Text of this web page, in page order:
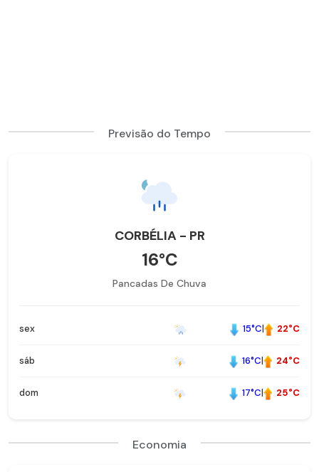
Previsão do Tempo
CORBÉLIA - PR
16°C
Pancadas De Chuva
sex 15°C| 22°C
sáb 16°C| 24°C
dom 17°C| 25°C
Economia